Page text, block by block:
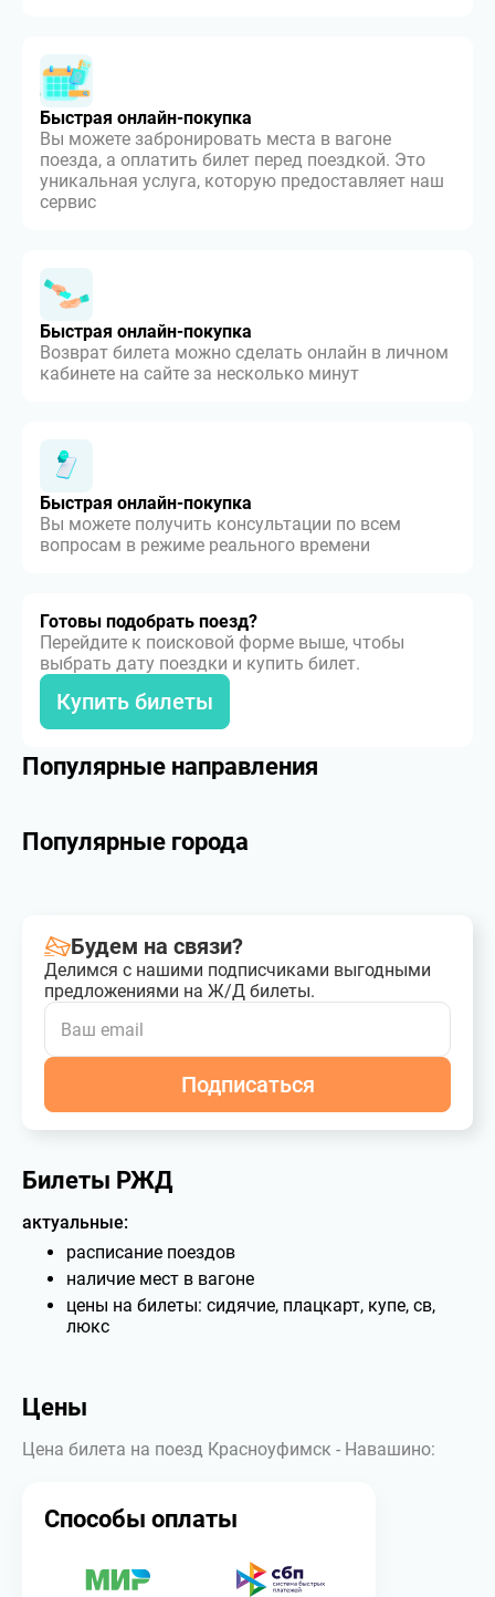
Быстрая онлайн-покупка
Вы можете забронировать места в вагоне
поезда, а оплатить билет перед поездкой. Это
уникальная услуга, которую предоставляет наш
сервис
Быстрая онлайн-покупка
Возврат билета можно сделать онлайн в личном
кабинете на сайте за несколько минут
Быстрая онлайн-покупка
Вы можете получить консультации по всем
вопросам в режиме реального времени
Готовы подобрать поезд?
Перейдите к поисковой форме выше, чтобы
выбрать дату поездки и купить билет.
Купить билеты
Популярные направления
Популярные города
Будем на связи?
Делимся с нашими подписчиками выгодными
предложениями на Ж/Д билеты.
Подписаться
Билеты РЖД
актуальные:
расписание поездов
наличие мест в вагоне
цены на билеты: сидячие, плацкарт, купе, св,
люкс
Цены
Цена билета на поезд Красноуфимск - Навашино:
Способы оплаты